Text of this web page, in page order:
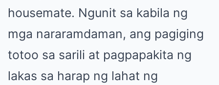
housemate. Ngunit sa kabila ng
mga nararamdaman, ang pagiging
totoo sa sarili at pagpapakita ng
lakas sa harap ng lahat ng